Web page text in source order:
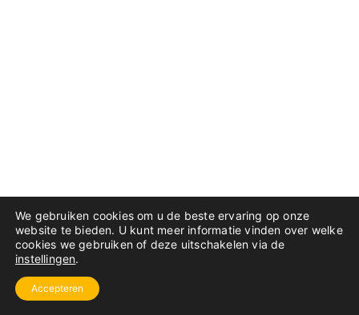
We gebruiken cookies om u de beste ervaring op onze
website te bieden. U kunt meer informatie vinden over welke
cookies we gebruiken of deze uitschakelen via de
instellingen.
Accepteren